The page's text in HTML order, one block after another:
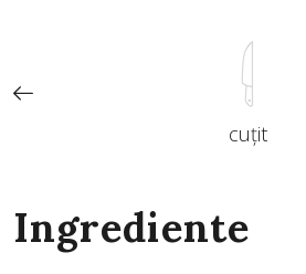
cuțit
Ingrediente